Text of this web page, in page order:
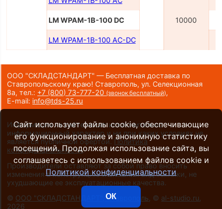
10000
LM WPAM-1B-100 DC
LM WPAM-1B-100 AC-DC
ООО "СКЛАДСТАНДАРТ" — Бесплатная доставка по
Ставропольскому краю! Ставрополь, ул. Селекционная
8а,тел.: +7 (800) 73-777-20 (звонок бесплатный),
E-mail: info@tds-25.ru
Информация на сайте носит исключительно
информационный характер и ни при каких условиях не
является публичной офертой. Политика
конфиденциальности.
Производители оставляют за собой право вносить
изменения в конструкцию и внешний вид техники, не
ухудшающие ее эксплуатационные качества.
© ООО "СКЛАДСТАНДАРТ", Ставрополь , © al-studio.ru
2026
Сайт использует файлы cookie, обеспечивающие
его функционирование и анонимную статистику
посещений. Продолжая использование сайта, вы
соглашаетесь с использованием файлов cookie и
Политикой конфиденциальности
ОК